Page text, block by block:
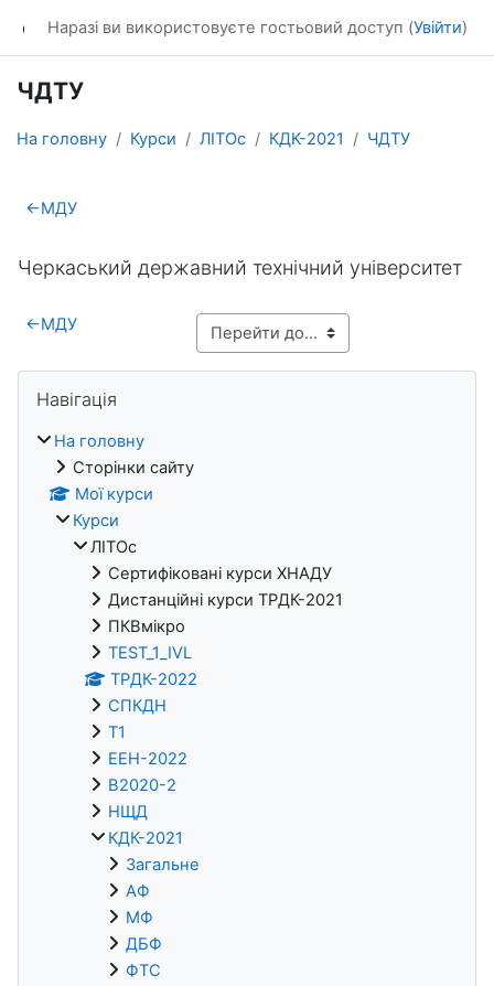
Наразі ви використовуєте гостьовий доступ (Увійти)
ЧДТУ
На головну Курси ЛІТОс КДК-2021 ЧДТУ
Схема розділу
←МДУ
Черкаський державний технічний університет
←МДУ
Навігація
На головну
Сторінки сайту
Мої курси
Курси
ЛІТОс
Сертифіковані курси ХНАДУ
Дистанційні курси ТРДК-2021
ПКВмікро
TEST_1_IVL
ТРДК-2022
СПКДН
Т1
ЕЕН-2022
В2020-2
НЩД
КДК-2021
Загальне
АФ
МФ
ДБФ
ФТС